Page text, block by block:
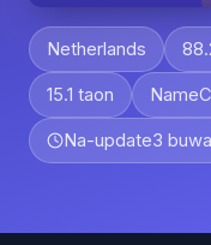
Netherlands
15.1 taon
Na-update3